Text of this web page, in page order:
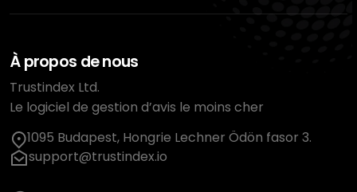
À propos de nous
Trustindex Ltd.
Le logiciel de gestion d’avis le moins cher
1095 Budapest, Hongrie Lechner Ödön fasor 3.
support@trustindex.io